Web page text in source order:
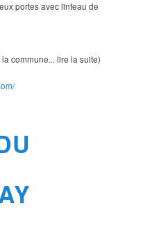
portes avec linteau de
commune... lire la suite)